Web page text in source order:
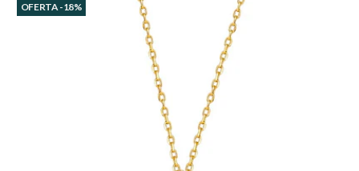
OFERTA -18%